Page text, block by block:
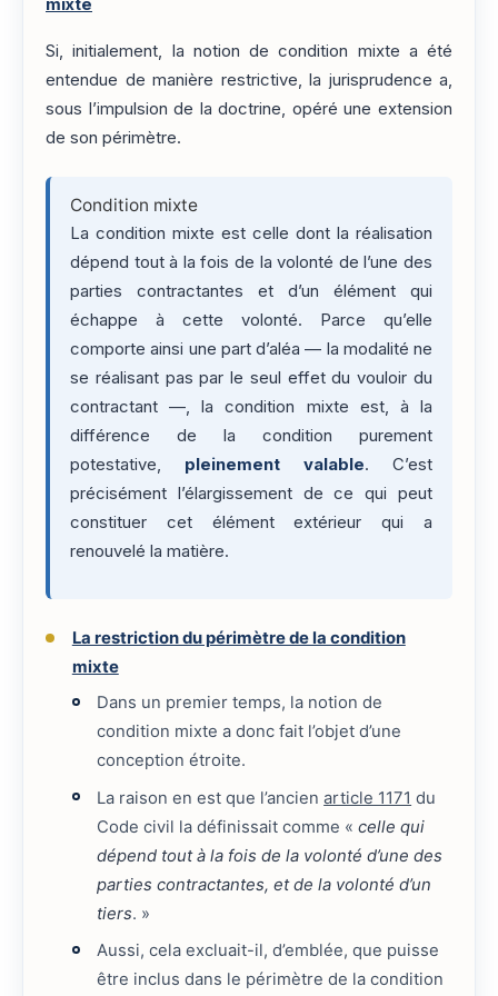
mixte
Si, initialement, la notion de condition mixte a été
entendue de manière restrictive, la jurisprudence a,
sous l’impulsion de la doctrine, opéré une extension
de son périmètre.
Condition mixte
La condition mixte est celle dont la réalisation
dépend tout à la fois de la volonté de l’une des
parties contractantes et d’un élément qui
échappe à cette volonté. Parce qu’elle
comporte ainsi une part d’aléa — la modalité ne
se réalisant pas par le seul effet du vouloir du
contractant —, la condition mixte est, à la
différence de la condition purement
potestative, pleinement valable. C’est
précisément l’élargissement de ce qui peut
constituer cet élément extérieur qui a
renouvelé la matière.
La restriction du périmètre de la condition
mixte
Dans un premier temps, la notion de
condition mixte a donc fait l’objet d’une
conception étroite.
La raison en est que l’ancienarticle 1171 du
Code civil la définissait comme «celle qui
dépend tout à la fois de la volonté d’une des
parties contractantes, et de la volonté d’un
tiers. »
Aussi, cela excluait-il, d’emblée, que puisse
être inclus dans le périmètre de la condition